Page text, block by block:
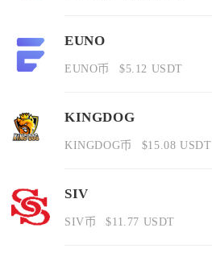
EUNO
EUNO币 $5.12 USDT
KINGDOG
KINGDOG币 $15.08 USDT
SIV
SIV币 $11.77 USDT